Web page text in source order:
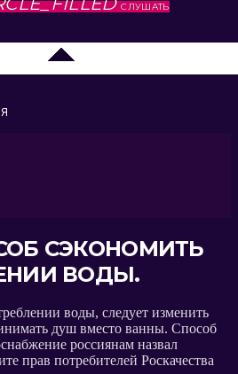
СЛУШАТЬ
СЭКОНОМИТЬ
ВОДЫ.
воды, следует изменить
душ вместо ванны. Способ
россиянам назвал
прав потребителей Роскачества